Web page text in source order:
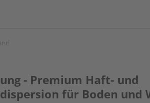
- Premium Haft- und
für Boden und